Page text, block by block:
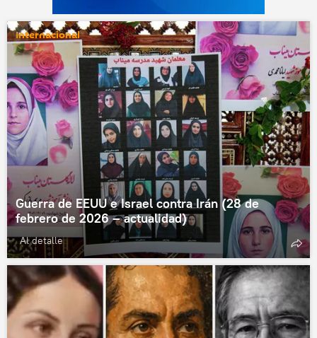
Internacional
Guerra de EEUU e Israel contra Irán (28 de
febrero de 2026 – actualidad)
Al detalle